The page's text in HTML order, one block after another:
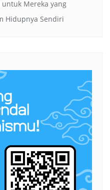
untuk Mereka yang
Hidupnya Sendiri